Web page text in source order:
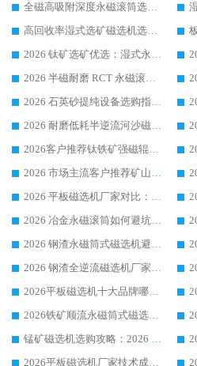
全磁高吸附深度永磁滚筒选购指南 业内口碑稳定磁电设备生产厂家详细推荐
高回收率湿式选矿磁选机选购指南 业内口碑磁电设备生产厂家实力解析
2026 钛矿选矿优选：湿式永磁筒式磁选机源头厂家华体会手机网页版-华体会(中国) 综合解析
2026 半磁耐磨 RCT 永磁滚筒选购指南，临朐源头生产厂家华体会手机网页版-华体会(中国) 实测分享
2026 石英砂提纯设备选购指南：华体会手机网页版-华体会(中国) 提纯磁选机厂家综合解读
2026 耐磨低耗半逆流河沙磁选机选购指南 临朐产业集群源头厂华体会手机网页版-华体会(中国) 详细解析
2026客户推荐钛铁矿强磁辊式磁选机，临朐靠谱生产厂家华体会手机网页版-华体会(中国) 详解
2026 市场主流客户推荐矿山磁选机靠谱生产厂家选华体会手机网页版-华体会(中国)
2026 平板磁选机厂家对比：现场实测、真实案例与靠谱厂家推荐
2026 冶金永磁滚筒如何避坑参考：售后完善案例多 华体会手机网页版-华体会(中国) 靠谱厂家
2026 钢渣永磁筒式磁选机避坑参考：售后完善案例多，华体会手机网页版-华体会(中国) 稳居榜单
2026 钢渣全逆流磁选机厂家推荐 靠谱品牌售后完善案例丰富
2026平板磁选机十大品牌哪家好?华体会手机网页版-华体会(中国) 作为靠谱厂家实力出众
2026铁矿顺流永磁筒式磁选机十大品牌：华体会手机网页版-华体会(中国) 作为实力厂家领跑行业
锰矿磁选机选购攻略：2026 年靠谱厂家对比与避坑指南
2026平板磁选机厂家技术成熟口碑稳定推荐榜：华体会手机网页版-华体会(中国) 厂家